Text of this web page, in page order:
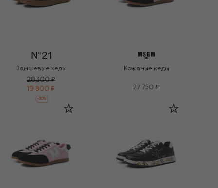
Замшевые кеды
28 300 ₽
19 800 ₽
-30%
Кожаные кеды
27 750 ₽